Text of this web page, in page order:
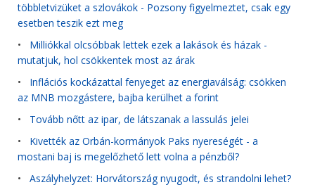
többletvizüket a szlovákok - Pozsony figyelmeztet, csak egy
esetben teszik ezt meg
• Milliókkal olcsóbbak lettek ezek a lakások és házak -
mutatjuk, hol csökkentek most az árak
• Inflációs kockázattal fenyeget az energiaválság: csökken
az MNB mozgástere, bajba kerülhet a forint
• Tovább nőtt az ipar, de látszanak a lassulás jelei
• Kivették az Orbán-kormányok Paks nyereségét - a
mostani baj is megelőzhető lett volna a pénzből?
• Aszályhelyzet: Horvátország nyugodt, és strandolni lehet?